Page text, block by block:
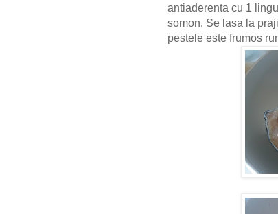
antiaderenta cu 1
somon. Se lasa la
pestele este frumos